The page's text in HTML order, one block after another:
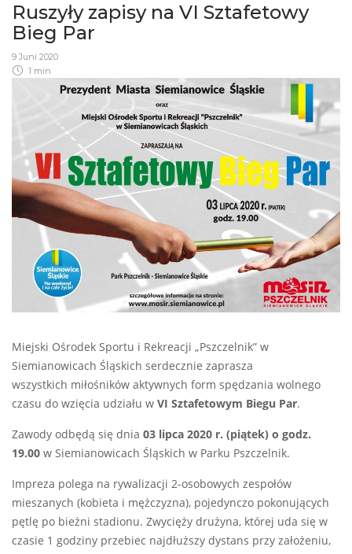
Ruszyły zapisy na VI Sztafetowy
Bieg Par
9 Juni 2020
1 min
Miejski Ośrodek Sportu i Rekreacji „Pszczelnik” w
Siemianowicach Śląskich serdecznie zaprasza
wszystkich miłośników aktywnych form spędzania wolnego
czasu do wzięcia udziału w VI Sztafetowym Biegu Par.
Zawody odbędą się dnia 03 lipca 2020 r. (piątek) o godz.
19.00 w Siemianowicach Śląskich w Parku Pszczelnik.
Impreza polega na rywalizacji 2-osobowych zespołów
mieszanych (kobieta i mężczyzna), pojedynczo pokonujących
pętlę po bieżni stadionu. Zwycięży drużyna, której uda się w
czasie 1 godziny przebiec najdłuższy dystans przy założeniu,